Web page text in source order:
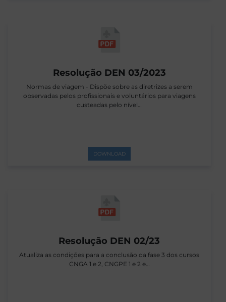
Resolução DEN 03/2023
Normas de viagem - Dispõe sobre as diretrizes a serem
observadas pelos profissionais e voluntários para viagens
custeadas pelo nível…
DOWNLOAD
Resolução DEN 02/23
Atualiza as condições para a conclusão da fase 3 dos cursos
CNGA 1 e 2, CNGPE 1 e 2 e…